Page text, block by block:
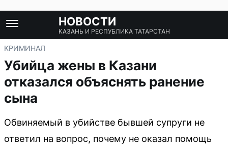
НОВОСТИ
КАЗАНЬ И РЕСПУБЛИКА ТАТАРСТАН
КРИМИНАЛ
Убийца жены в Казани
отказался объяснять ранение
сына
Обвиняемый в убийстве бывшей супруги не
ответил на вопрос, почему не оказал помощь